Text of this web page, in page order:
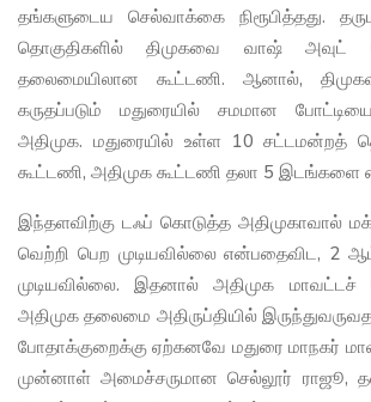
தங்களுடைய செல்வாக்கை நிரூபித்தது.
தொகுதிகளில் திமுகவை வாஷ் அவுட்
தலைமையிலான கூட்டணி. ஆனால்,
கருதப்படும் மதுரையில் சமமான
அதிமுக. மதுரையில் உள்ள 10 சட்டமன்றத்
கூட்டணி, அதிமுக கூட்டணி தலா 5 இடங்களை
இந்தளவிற்கு டஃப் கொடுத்த அதிமுகாவால்
வெற்றி பெற முடியவில்லை என்பதைவிட, 2
முடியவில்லை. இதனால் அதிமுக மாவட்டச்
அதிமுக தலைமை அதிருப்தியில்
போதாக்குறைக்கு ஏற்கனவே மதுரை மாநகர்
முன்னாள் அமைச்சருமான செல்லூர்